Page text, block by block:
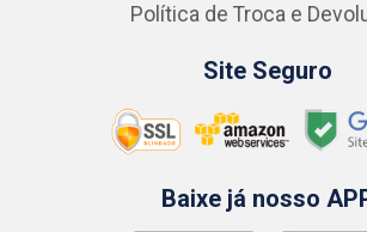
Política de Troca e
Site Seguro
Baixe já nosso